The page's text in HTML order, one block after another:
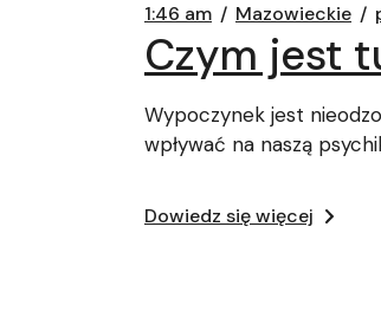
1:46 am Mazowieckie
Czym jest
Wypoczynek jest
wpływać na naszą
Dowiedz się więcej